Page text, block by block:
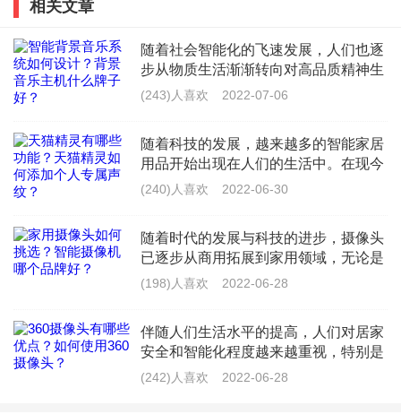
液晶高分子振膜，发声单元达到13mm，声学结构升级
到了第三代的SAVD-Extreme 3.0技术，不仅能够凸显入
门级耳机的低音优势，在中高音方面也有比较均衡的表
解码。
商楼氏提供的麦克风硬件，并支持CVC8.0语音降噪技
术，优化的目的就是在游戏团战中开麦能够灵敏提升通
好通话降噪技术无疑是能够给耳机加分的。
实际体验SANAG X-pro的听感是非常不错的，符合对其
相关文章
随着社会智能化的飞速发展，人们也逐
步从物质生活渐渐转向对高品质精神生
活的向往。作为智能化家居系列的核心
(243)人喜欢 2022-07-06
随着科技的发展，越来越多的智能家居
用品开始出现在人们的生活中。在现今
的国内外市场上，智能产品总是受到广
(240)人喜欢 2022-06-30
随着时代的发展与科技的进步，摄像头
已逐步从商用拓展到家用领域，无论是
出于安防的考虑还是出于看护老人/小
(198)人喜欢 2022-06-28
伴随人们生活水平的提高，人们对居家
安全和智能化程度越来越重视，特别是
大部分时间在单位工作外出的人们，如
(242)人喜欢 2022-06-28